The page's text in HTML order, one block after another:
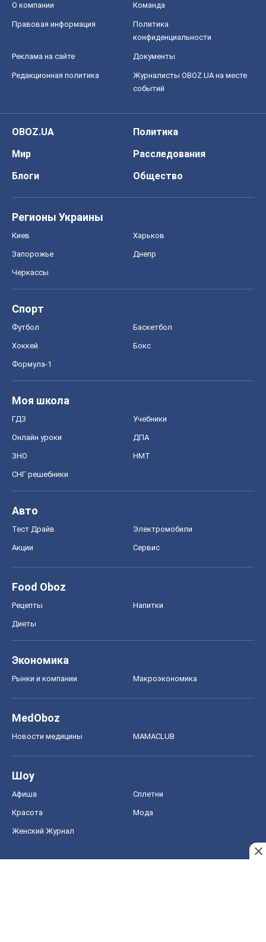
О компании Команда
Правовая информация
Политика
конфиденциальности
Реклама на сайте Документы
Редакционная политика
Журналисты OBOZ.UA на месте
событий
OBOZ.UA
Политика
Мир
Расследования
Блоги
Общество
Регионы Украины
Киев Харьков
Запорожье Днепр
Черкассы
Спорт
Футбол Баскетбол
Хоккей Бокс
Формула-1
Моя школа
ГДЗ Учебники
Онлайн уроки ДПА
ЗНО НМТ
СНГ решебники
Авто
Тест Драйв Электромобили
Акции Сервис
Food Oboz
Рецепты Напитки
Диеты
Экономика
Рынки и компании Mакроэкономика
MedOboz
Новости медицины MAMACLUB
Шоу
Афиша Сплетни
Красота Мода
Женский Журнал